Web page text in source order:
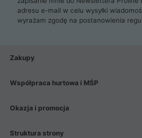
adresu e-mail w celu wysyłki
wyrażam zgodę na postanowienia
Zakupy
Współpraca hurtowa i MŚP
Okazja i promocja
Struktura strony